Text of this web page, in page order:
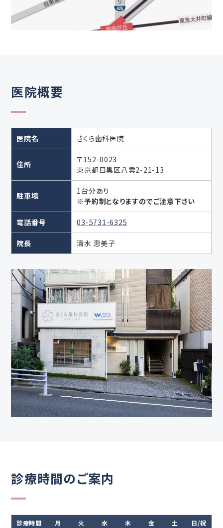
医院概要
医院名 さくら歯科医院
住所
〒152-0023
東京都目黒区八雲2-21-13
駐車場
1台分あり
※予約制となりますのでご注意下さい
電話番号 03-5731-6325
院長 清水 恵美子
診療時間のご案内
診療時間 月 火 水 木 金 土 日/祝